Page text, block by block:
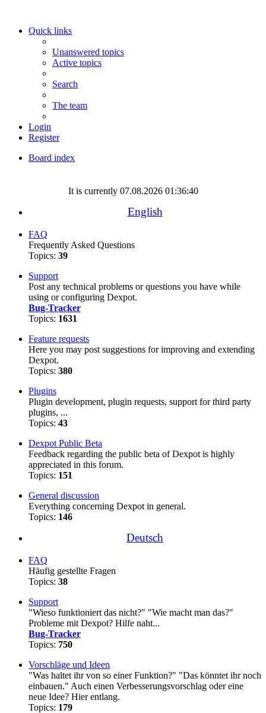
Quick links
Unanswered topics
Active topics
Search
The team
Login
Register
Board index
It is currently 07.08.2026 01:36:40
English
FAQ
Frequently Asked Questions
Topics: 39
Support
Post any technical problems or questions you have while
using or configuring Dexpot.
Bug-Tracker
Topics: 1631
Feature requests
Here you may post suggestions for improving and extending
Dexpot.
Topics: 380
Plugins
Plugin development, plugin requests, support for third party
plugins, ...
Topics: 43
Dexpot Public Beta
Feedback regarding the public beta of Dexpot is highly
appreciated in this forum.
Topics: 151
General discussion
Everything concerning Dexpot in general.
Topics: 146
Deutsch
FAQ
Häufig gestellte Fragen
Topics: 38
Support
"Wieso funktioniert das nicht?" "Wie macht man das?"
Probleme mit Dexpot? Hilfe naht...
Bug-Tracker
Topics: 750
Vorschläge und Ideen
"Was haltet ihr von so einer Funktion?" "Das könntet ihr noch
einbauen." Auch einen Verbesserungsvorschlag oder eine
neue Idee? Hier entlang.
Topics: 179